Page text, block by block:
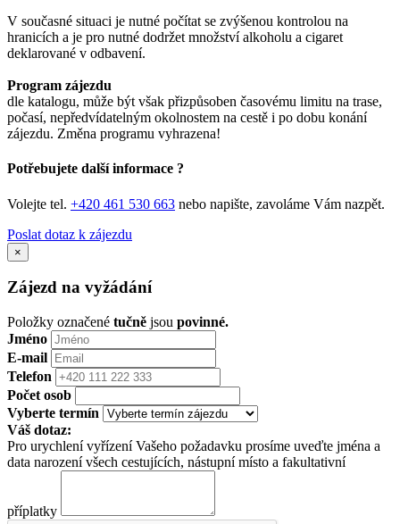
V současné situaci je nutné počítat se zvýšenou kontrolou na
hranicích a je pro nutné dodržet množství alkoholu a cigaret
deklarované v odbavení.
Program zájezdu
dle katalogu, může být však přizpůsoben časovému limitu na trase,
počasí, nepředvídatelným okolnostem na cestě i po dobu konání
zájezdu. Změna programu vyhrazena!
Potřebujete další informace ?
Volejte tel. +420 461 530 663 nebo napište, zavoláme Vám nazpět.
Poslat dotaz k zájezdu
×
Zájezd na vyžádání
Položky označené tučně jsou povinné.
Jméno
E-mail
Telefon
Počet osob
Vyberte termín
Váš dotaz:
Pro urychlení vyřízení Vašeho požadavku prosíme uveďte jména a
data narození všech cestujících, nástupní místo a fakultativní
příplatky